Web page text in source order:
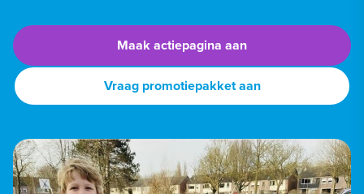
Maak actiepagina aan
Vraag promotiepakket aan